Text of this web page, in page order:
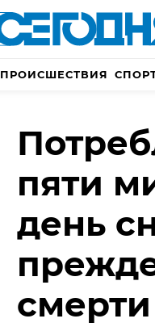
ПРОИСШЕСТВИЯ
пяти
день
смерти